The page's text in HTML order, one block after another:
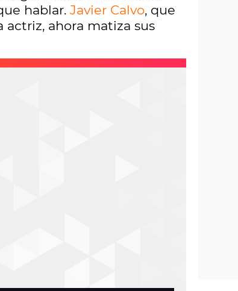
hablar. Javier Calvo, que
ahora matiza sus